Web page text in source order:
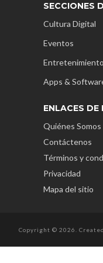
SECCIONES
Cultura Digital
Eventos
Entretenimiento
Apps &
ENLACES DE
Quiénes Somos
Contáctenos
Términos y
Privacidad
Mapa del sitio
Copyright © 2026.